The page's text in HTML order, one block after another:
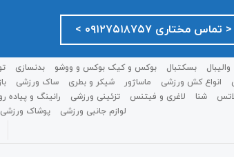
۰۹۱۲۷۵۱۸۷۵۷ >
والیبال بسکتبال بوکس و کیک بوکس و ووشو بدنسازی
انواع کش ورزشی ماساژور شیکر و بطری ساک ورزشی
شنا لاغری و فیتنس تزئینی ورزشی رانینگ و پیاده
لوازم جانبی ورزشی
پوشاک ورزشی